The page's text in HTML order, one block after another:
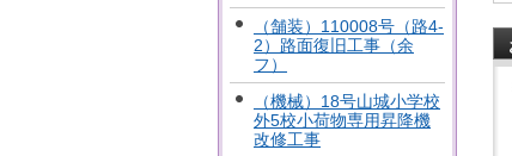
（舗装）110008号（路4-
2）路面復旧工事（余
フ）
（機械）18号山城小学校
外5校小荷物専用昇降機
改修工事